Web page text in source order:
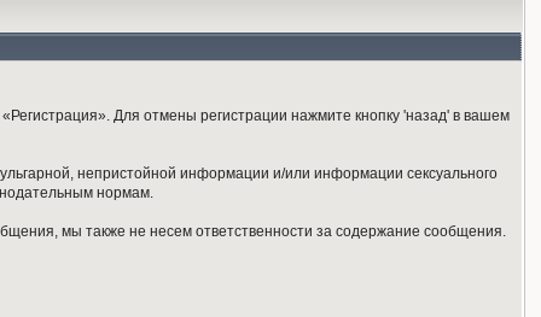
Для отмены регистрации нажмите кнопку 'назад' в вашем
непристойной информации и/или информации сексуального
нормам.
мы также не несем ответственности за содержание сообщения.